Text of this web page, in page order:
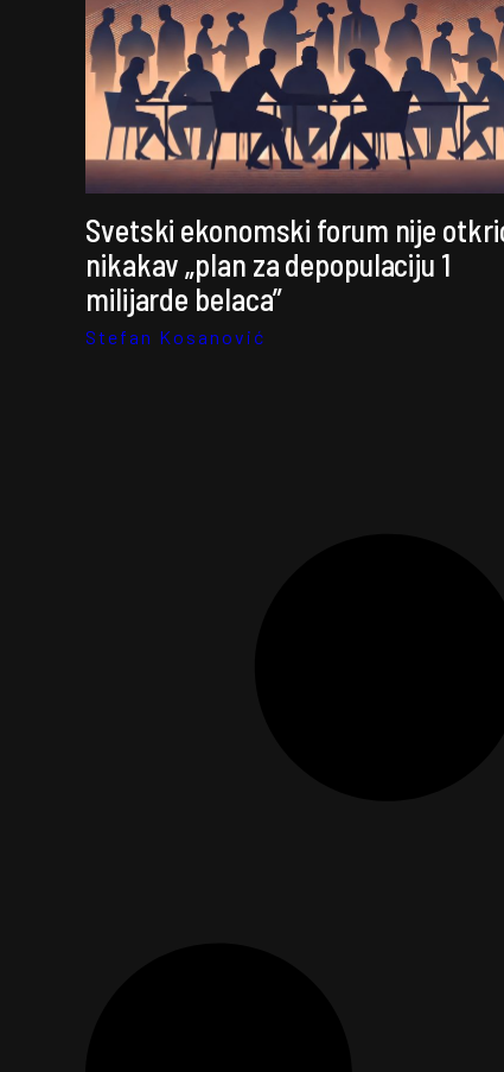
Svetski ekonomski forum nije
nikakav „plan za depopulaciju 1
milijarde belaca”
Stefan Kosanović